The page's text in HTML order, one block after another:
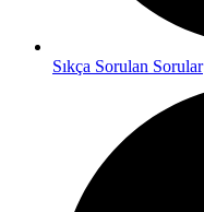
Sıkça Sorulan Sorular